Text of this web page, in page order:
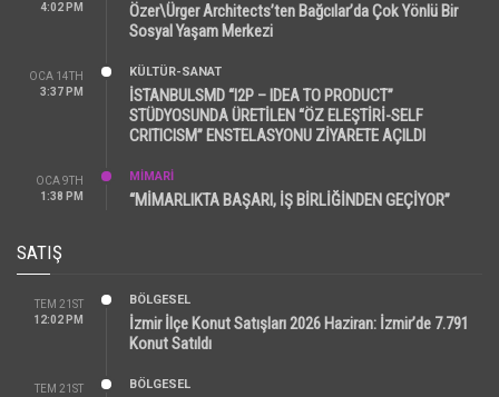
4:02 PM
Özer\Ürger Architects’ten Bağcılar’da Çok Yönlü Bir
Sosyal Yaşam Merkezi
OCA 14TH
3:37 PM
KÜLTÜR-SANAT
İSTANBULSMD “I2P – IDEA TO PRODUCT”
STÜDYOSUNDA ÜRETİLEN “ÖZ ELEŞTİRİ-SELF
CRITICISM” ENSTELASYONU ZİYARETE AÇILDI
OCA 9TH
1:38 PM
MİMARİ
“MİMARLIKTA BAŞARI, İŞ BİRLİĞİNDEN GEÇİYOR”
SATIŞ
TEM 21ST
12:02 PM
BÖLGESEL
İzmir İlçe Konut Satışları 2026 Haziran: İzmir’de 7.791
Konut Satıldı
TEM 21ST
BÖLGESEL